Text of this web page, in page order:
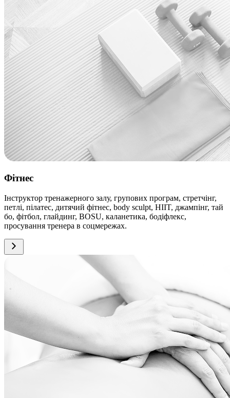
Фітнес
Інструктор тренажерного залу, групових програм, стретчінг,
петлі, пілатес, дитячий фітнес, body sculpt, HIIT, джампінг, тай
бо, фітбол, глайдинг, BOSU, каланетика, бодіфлекс,
просування тренера в соцмережах.